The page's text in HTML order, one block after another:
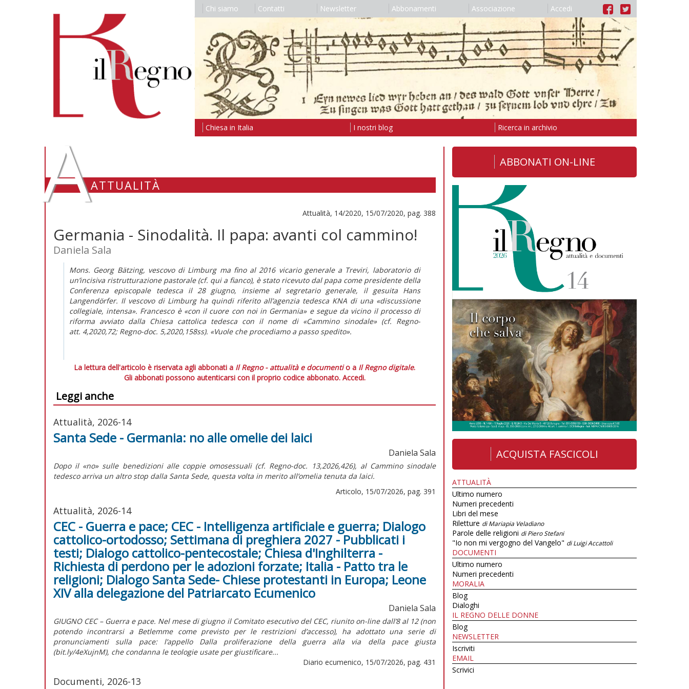
Chi siamo Contatti Newsletter Abbonamenti Associazione Accedi
Chiesa in Italia I nostri blog Ricerca in archivio
AATTUALITÀ
Attualità, 14/2020, 15/07/2020, pag. 388
Germania - Sinodalità. Il papa: avanti col cammino!
Daniela Sala
Mons. Georg Bätzing, vescovo di Limburg ma fino al 2016 vicario generale a Treviri, laboratorio di
un’incisiva ristrutturazione pastorale (cf. quia fianco), è stato ricevuto dal papa come presidente della
Conferenza episcopale tedesca il 28 giugno, insieme al segretario generale, il gesuita Hans
Langendörfer. Il vescovo di Limburg ha quindi riferito all’agenzia tedesca KNA di una «discussione
collegiale, intensa». Francesco è «con il cuore con noi in Germania» e segue da vicino il processo di
riforma avviato dalla Chiesa cattolica tedesca con il nome di «Cammino sinodale» (cf. Regno-
att. 4,2020,72; Regno-doc. 5,2020,158ss). «Vuole che procediamo a passo spedito».
La lettura dell'articolo è riservata agli abbonati a Il Regno - attualità e documentio a Il Regno digitale.
Gli abbonati possono autenticarsi con il proprio codice abbonato. Accedi.
Leggi anche
Attualità, 2026-14
Santa Sede - Germania: no alle omelie dei laici
Daniela Sala
Dopo il «no» sulle benedizioni alle coppie omosessuali (cf. Regno-doc.
13,2026,426), al Cammino sinodale
tedesco arriva un altro stop dalla Santa Sede, questa volta in merito all’omelia tenuta da laici.
Articolo, 15/07/2026, pag. 391
Attualità, 2026-14
CEC - Guerra e pace; CEC - Intelligenza artificiale e guerra; Dialogo
cattolico-ortodosso; Settimana di preghiera 2027 - Pubblicati i
testi; Dialogo cattolico-pentecostale; Chiesa d'Inghilterra -
Richiesta di perdono per le adozioni forzate; Italia - Patto tra le
religioni; Dialogo Santa Sede- Chiese protestanti in Europa; Leone
XIV alla delegazione del Patriarcato Ecumenico
Daniela Sala
GIUGNO CEC – Guerra e pace. Nel mese di giugno il Comitato esecutivo del CEC, riunito on-line dall’8 al 12 (non
potendo incontrarsi a Betlemme come previsto per le restrizioni d’accesso), ha adottato una serie di
pronunciamenti sulla pace: l’appello Dalla proliferazione della guerra alla via della pace giusta
(bit.ly/4eXujnM), che condanna le teologie usate per giustificare...
Diario ecumenico, 15/07/2026, pag. 431
Documenti, 2026-13
ABBONATI ON-LINE
ACQUISTA FASCICOLI
ATTUALITÀ
Ultimo numero
Numeri precedenti
Libri del mese
Riletture di Mariapia Veladiano
Parole delle religioni di Piero Stefani
"Io non mi vergogno del Vangelo" di Luigi Accattoli
DOCUMENTI
Ultimo numero
Numeri precedenti
MORALIA
Blog
Dialoghi
IL REGNO DELLE DONNE
Blog
NEWSLETTER
Iscriviti
EMAIL
Scrivici